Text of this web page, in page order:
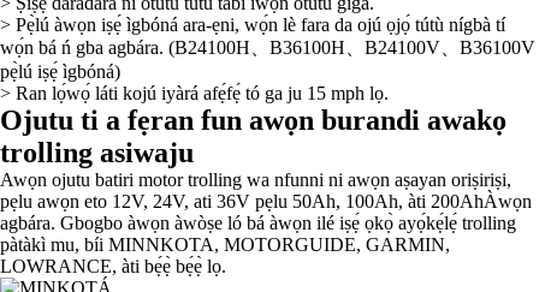
> Pẹ̀lú àwọn iṣẹ́ ìgbóná ara-ẹni, wọ́n lè fara da ojú ọjọ́ tútù nígbà tí
wọ́n bá ń gba agbára. (B24100H、B36100H、B24100V、B36100V
pẹ̀lú iṣẹ́ ìgbóná)
> Ran lọ́wọ́ láti kojú iyàrá afẹ́fẹ́ tó ga ju 15 mph lọ.
Ojutu ti a fẹran fun awọn burandi awakọ
trolling asiwaju
Awọn ojutu batiri motor trolling wa nfunni ni awọn aṣayan oriṣiriṣi,
pẹlu awọn eto 12V, 24V, ati 36V pẹlu 50Ah, 100Ah, àti 200AhÀwọn
agbára. Gbogbo àwọn àwòṣe ló bá àwọn ilé iṣẹ́ ọkọ̀ ayọ́kẹ́lẹ́ trolling
pàtàkì mu, bíi MINNKOTA, MOTORGUIDE, GARMIN,
LOWRANCE, àti bẹ́ẹ̀ bẹ́ẹ̀ lọ.